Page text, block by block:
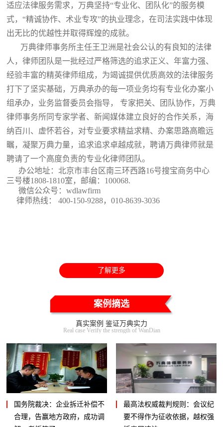
适应法律服务需求，万典坚持“专业化、团队化”的服务模
式，“精诚协作、术业专攻”的执业理念，在司法实践中体现
出无比的优越性并取得辉煌的成就。
万典律师事务所主任王卫洲是社会公认的有良知的法律
人，律师团队是一批经过严格筛选的追求正义、年富力强、
经验丰富的精英律师组成，为竭诚提供优质高效的法律服务
打下了坚实基础，万典承办的每一项业务均有专业化办案小
组承办，业务监督委员会指导， 专家把关、团队协作，万典
律师事务所同专家学者、新闻媒体建立良好的合作关系，海
纳百川、虚怀若谷，对专业要求精益求精、办案思路高瞻远
瞩，凝聚万典力量，追求追求卓越成就，聘请万典律师就是
聘请了一个高度负责的专业化律师团队。
办公地址：北京市丰台区南三环西路16号搜宝商务中心
三号楼1808-1810室 ，邮编：100068.
微信公众号：wdlawfirm
律师热线： 400-150-9288，010-8639-3036
了解更多
案例摘选
真实案例 鉴证万典实力
Real case Verify the strength of WanDian
国务院裁决：企业拆迁补偿不
合理，告赢地方政府，成功调
最高法权威裁判规则：会议纪
要不得作为征收依据，越权强